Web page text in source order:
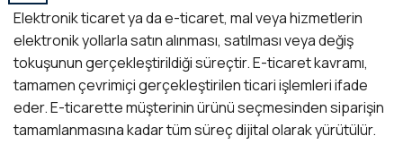
Elektronik ticaret ya da e-ticaret, mal veya hizmetlerin
elektronik yollarla satın alınması, satılması veya değiş
tokuşunun gerçekleştirildiği süreçtir. E-ticaret kavramı,
tamamen çevrimiçi gerçekleştirilen ticari işlemleri ifade
eder. E-ticarette müşterinin ürünü seçmesinden siparişin
tamamlanmasına kadar tüm süreç dijital olarak yürütülür.